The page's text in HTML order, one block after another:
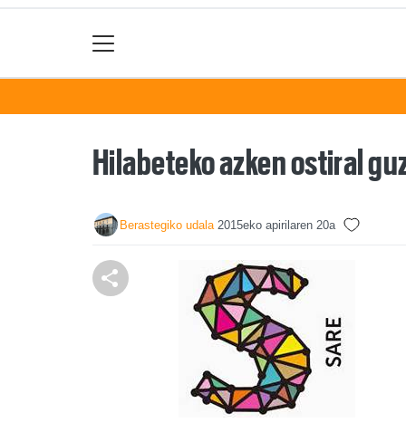
Hilabeteko azken ostiral
Berastegiko udala 2015eko apirilaren 20a